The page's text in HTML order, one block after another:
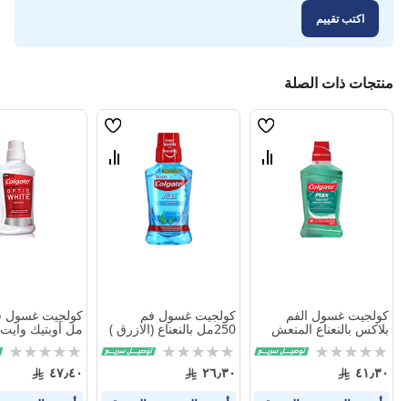
اكتب تقييم
منتجات ذات الصلة
قائمة
قارن
كولجيت غسول الفم
بلاكس بالنعناع المنعش
Rating:
0%
٤١٫٣٠
قائمة
قارن
كولجيت غسول فم
250مل بالنعناع (الازرق )
Rating:
0%
٢٦٫٣٠
مل أوبتيك وايت
Rating:
0%
٤٧٫٤٠